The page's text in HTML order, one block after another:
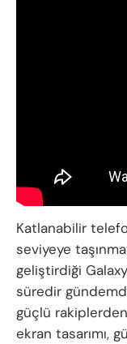
Katlanabilir
seviyeye
geliştirdiği
süredir
güçlü
ekran tasarımı,